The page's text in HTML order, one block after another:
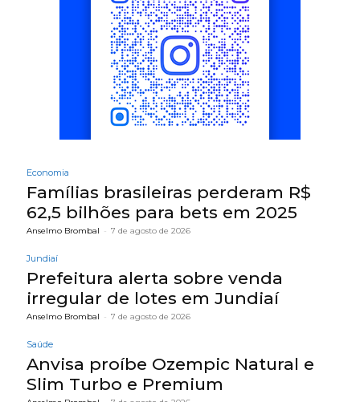
Economia
Famílias brasileiras perderam R$
62,5 bilhões para bets em 2025
Anselmo Brombal - 7 de agosto de 2026
Jundiaí
Prefeitura alerta sobre venda
irregular de lotes em Jundiaí
Anselmo Brombal - 7 de agosto de 2026
Saúde
Anvisa proíbe Ozempic Natural e
Slim Turbo e Premium